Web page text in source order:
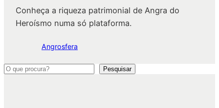
Conheça a riqueza patrimonial de Angra do
Heroísmo numa só plataforma.
Angrosfera
P
Pesquisar